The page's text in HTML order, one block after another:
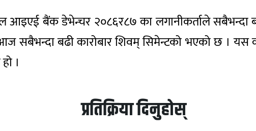
आइएई बैंक डेभेन्चर २०८६र८७ का लगानीकर्ताले
आज सबैभन्दा बढी कारोबार शिवम् सिमेन्टको भएको छ ।
।
प्रतिक्रिया दिनुहोस्